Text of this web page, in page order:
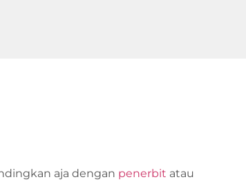
aja dengan penerbit atau